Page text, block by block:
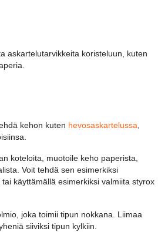
askartelutarvikkeita koristeluun, kuten
kehon kuten hevosaskartelussa
koteloita, muotoile keho paperista,
Voit tehdä sen esimerkiksi
käyttämällä esimerkiksi valmiita styrox
joka toimii tipun nokkana. Liimaa
siiviksi tipun kylkiin.